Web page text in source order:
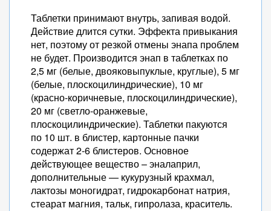
Таблетки принимают внутрь, запивая водой.
Действие длится сутки. Эффекта привыкания
нет, поэтому от резкой отмены энапа проблем
не будет. Производится энап в таблетках по
2,5 мг (белые, двояковыпуклые, круглые), 5 мг
(белые, плоскоцилиндрические), 10 мг
(красно-коричневые, плоскоцилиндрические),
20 мг (светло-оранжевые,
плоскоцилиндрические). Таблетки пакуются
по 10 шт. в блистер, картонные пачки
содержат 2-6 блистеров. Основное
действующее вещество – эналаприл,
дополнительные — кукурузный крахмал,
лактозы моногидрат, гидрокарбонат натрия,
стеарат магния, тальк, гипролаза, краситель.